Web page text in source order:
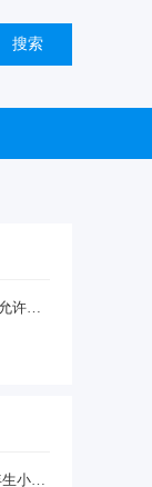
小区禁止业主养宠物合理吗 一小区不允许业主喂养猫咪和狗狗是怎么回事
2023年出生孩子有补贴政策吗 2023年生小孩有什么补贴政策